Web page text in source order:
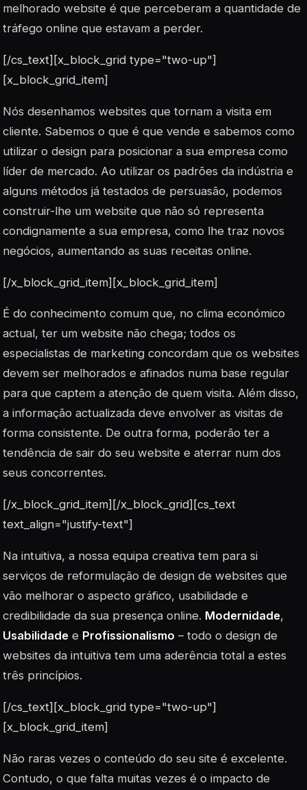
melhorado website é que perceberam a quantidade de
tráfego online que estavam a perder.
[/cs_text][x_block_grid type="two-up"]
[x_block_grid_item]
Nós desenhamos websites que tornam a visita em
cliente. Sabemos o que é que vende e sabemos como
utilizar o design para posicionar a sua empresa como
líder de mercado. Ao utilizar os padrões da indústria e
alguns métodos já testados de persuasão, podemos
construir-lhe um website que não só representa
condignamente a sua empresa, como lhe traz novos
negócios, aumentando as suas receitas online.
[/x_block_grid_item][x_block_grid_item]
É do conhecimento comum que, no clima económico
actual, ter um website não chega; todos os
especialistas de marketing concordam que os websites
devem ser melhorados e afinados numa base regular
para que captem a atenção de quem visita. Além disso,
a informação actualizada deve envolver as visitas de
forma consistente. De outra forma, poderão ter a
tendência de sair do seu website e aterrar num dos
seus concorrentes.
[/x_block_grid_item][/x_block_grid][cs_text
text_align="justify-text"]
Na intuitiva, a nossa equipa creativa tem para si
serviços de reformulação de design de websites que
vão melhorar o aspecto gráfico, usabilidade e
credibilidade da sua presença online. Modernidade,
Usabilidade e Profissionalismo – todo o design de
websites da intuitiva tem uma aderência total a estes
três princípios.
[/cs_text][x_block_grid type="two-up"]
[x_block_grid_item]
Não raras vezes o conteúdo do seu site é excelente.
Contudo, o que falta muitas vezes é o impacto de